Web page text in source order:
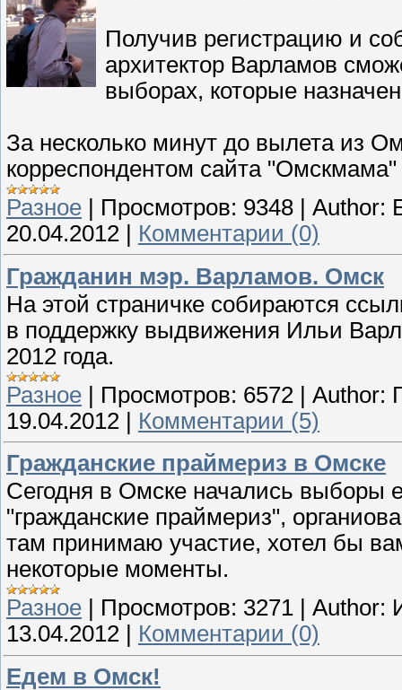
Получив регистрацию и
архитектор Варламов
выборах, которые
За несколько минут до вылета из
корреспондентом сайта "Омскмама"
Разное
Просмотров: 9348 Author:
20.04.2012
Комментарии (0)
Гражданин мэр. Варламов. Омск
На этой страничке собираются
в поддержку выдвижения Ильи
2012 года.
Разное | Просмотров: 6572 | Author:
19.04.2012 | Комментарии (5)
Гражданские праймериз в Омске
Сегодня в Омске начались выборы
"гражданские праймериз",
там принимаю участие, хотел бы
некоторые моменты.
Разное
Просмотров: 3271 Author:
13.04.2012
Комментарии (0)
Едем в Омск!